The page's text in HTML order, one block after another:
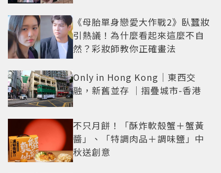
《母胎單身戀愛大作戰2》臥蠶妝
引熱議！為什麼看起來這麼不自
然？彩妝師教你正確畫法
Only in Hong Kong｜東西交
融，新舊並存 ｜摺疊城市-香港
不只月餅！「酥炸軟殼蟹＋蟹黃
醬」、「特調肉品＋調味鹽」中
秋送創意